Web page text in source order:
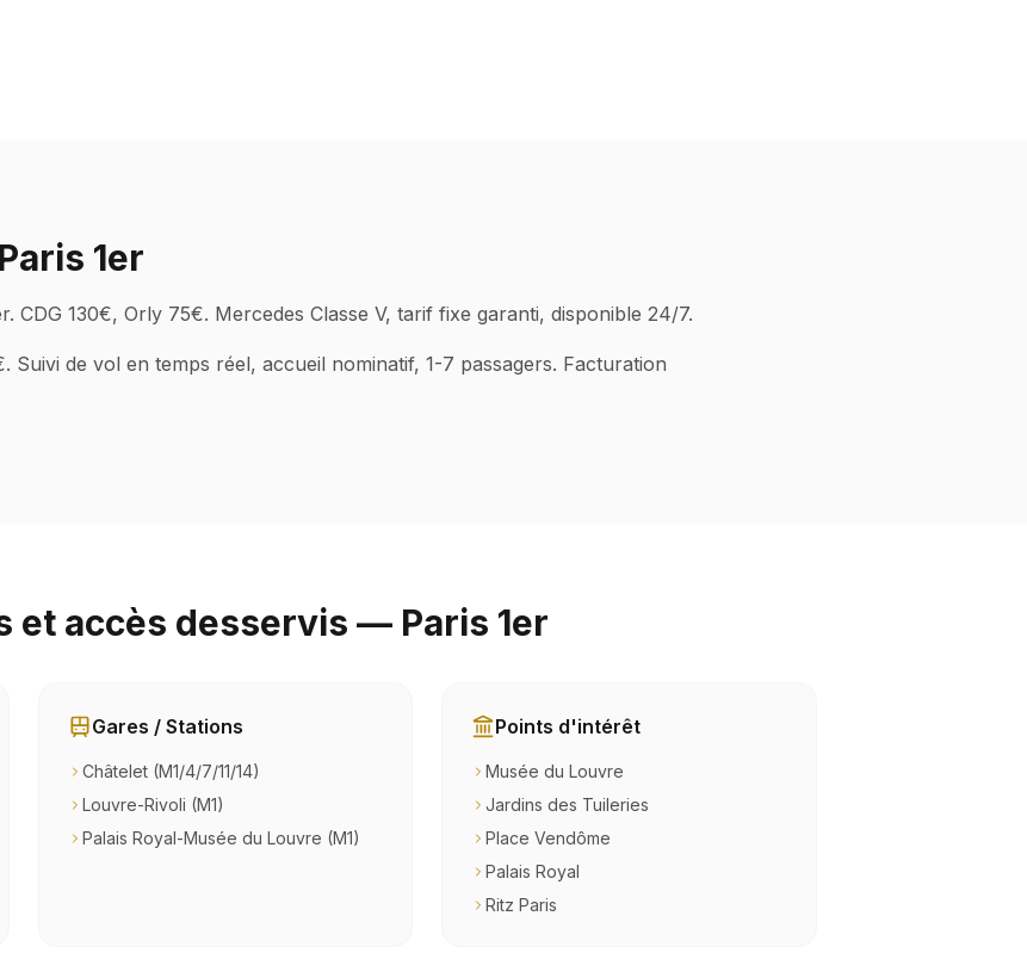
1er
CDG 130€, Orly 75€. Mercedes Classe V, tarif fixe garanti, disponible 24/7.
Suivi de vol en temps réel, accueil nominatif, 1-7 passagers. Facturation
et accès desservis — Paris 1er
Gares / Stations
Châtelet (M1/4/7/11/14)
Louvre-Rivoli (M1)
Palais Royal-Musée du Louvre (M1)
Points d'intérêt
Musée du Louvre
Jardins des Tuileries
Place Vendôme
Palais Royal
Ritz Paris